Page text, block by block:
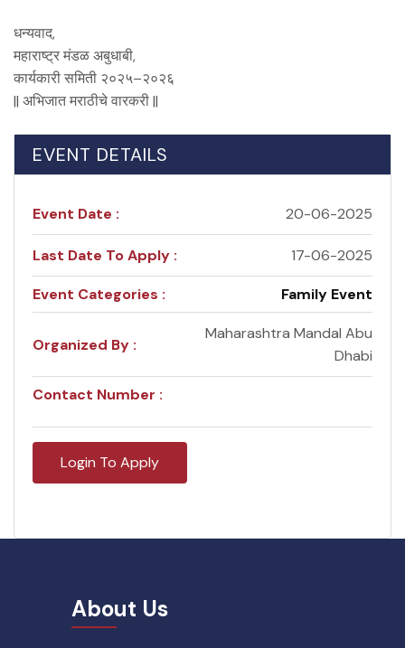
धन्यवाद,
महाराष्ट्र मंडळ अबुधाबी,
कार्यकारी समिती २०२५–२०२६
|| अभिजात मराठीचे वारकरी ||
EVENT DETAILS
Event Date : 20-06-2025
Last Date To Apply : 17-06-2025
Event Categories : Family Event
Organized By :
Maharashtra Mandal Abu
Dhabi
Contact Number :
Login To Apply
About Us